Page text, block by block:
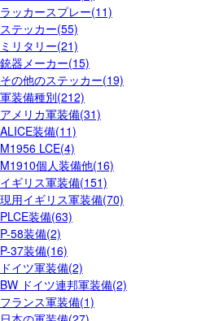
ラッカースプレー(11)
ステッカー(55)
ミリタリー(21)
銃器メーカー(15)
その他のステッカー(19)
軍装備種別(212)
アメリカ軍装備(31)
ALICE装備(11)
M1956 LCE(4)
M1910個人装備他(16)
イギリス軍装備(151)
現用イギリス軍装備(70)
PLCE装備(63)
P-58装備(2)
P-37装備(16)
ドイツ軍装備(2)
BW ドイツ連邦軍装備(2)
フランス軍装備(1)